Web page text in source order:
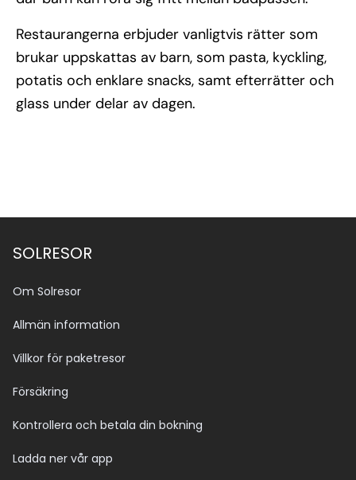
Restaurangerna erbjuder vanligtvis rätter som
brukar uppskattas av barn, som pasta, kyckling,
potatis och enklare snacks, samt efterrätter och
glass under delar av dagen.
SOLRESOR
Om Solresor
Allmän information
Villkor för paketresor
Försäkring
Kontrollera och betala din bokning
Ladda ner vår app